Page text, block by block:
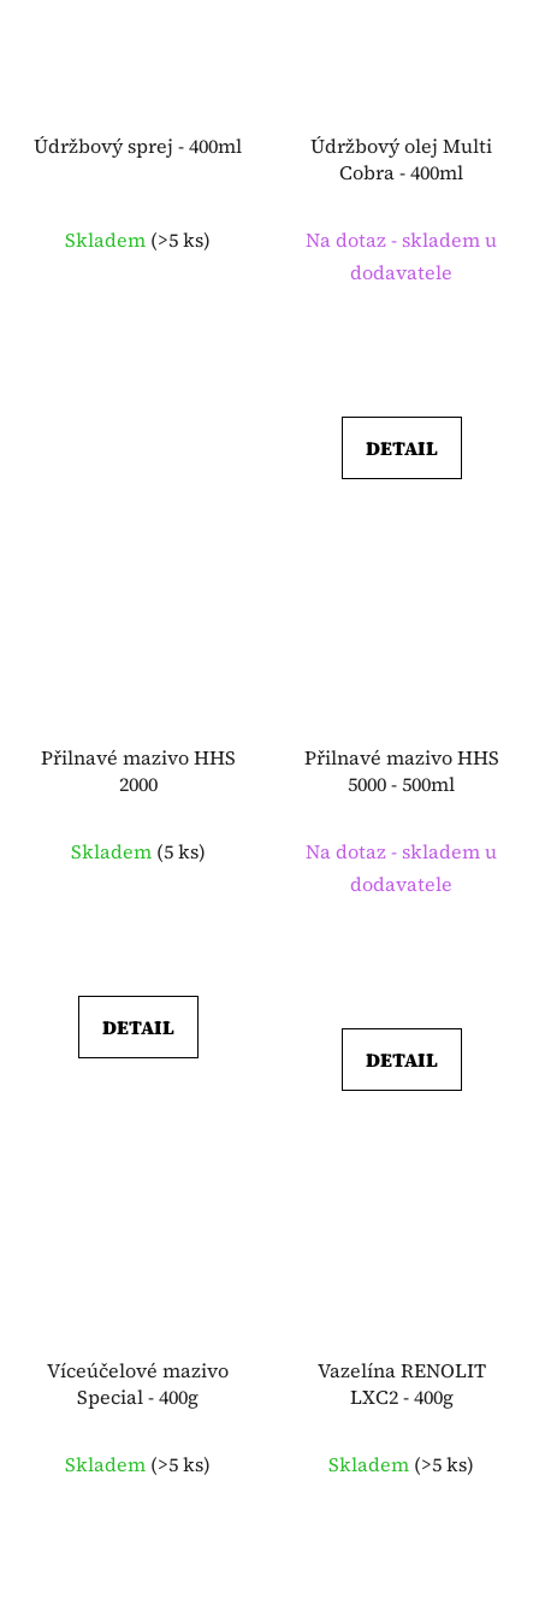
Údržbový sprej - 400ml
Skladem (>5 ks)
Údržbový olej Multi
Cobra - 400ml
Na dotaz - skladem u
dodavatele
DETAIL
Přilnavé mazivo HHS
2000
Skladem (5 ks)
DETAIL
Přilnavé mazivo HHS
5000 - 500ml
Na dotaz - skladem u
dodavatele
DETAIL
Víceúčelové mazivo
Special - 400g
Skladem (>5 ks)
Vazelína RENOLIT
LXC2 - 400g
Skladem (>5 ks)